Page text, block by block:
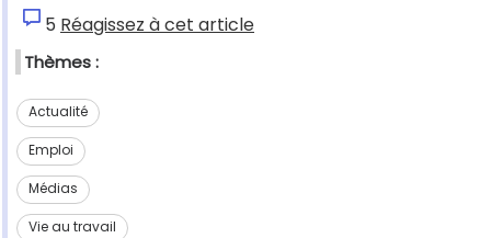
5 Réagissez à cet article
Thèmes :
Actualité
Emploi
Médias
Vie au travail